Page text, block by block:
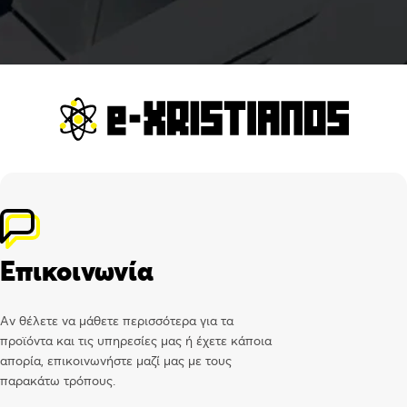
Επικοινωνία
Αν θέλετε να μάθετε περισσότερα για τα
προϊόντα και τις υπηρεσίες μας ή έχετε κάποια
απορία, επικοινωνήστε μαζί μας με τους
παρακάτω τρόπους.